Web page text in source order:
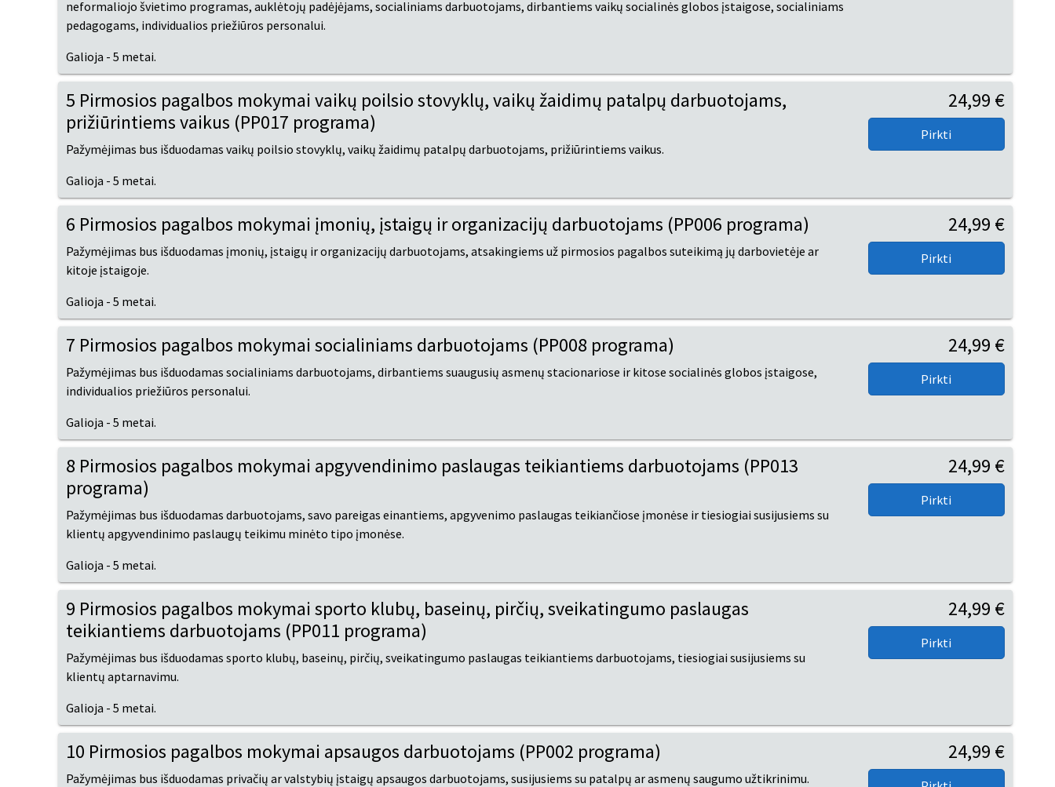
neformaliojo švietimo programas, auklėtojų padėjėjams, socialiniams darbuotojams, dirbantiems vaikų socialinės globos įstaigose, socialiniams
pedagogams, individualios priežiūros personalui.
Galioja - 5 metai.
5 Pirmosios pagalbos mokymai vaikų poilsio stovyklų, vaikų žaidimų patalpų darbuotojams,
prižiūrintiems vaikus (PP017 programa)
Pažymėjimas bus išduodamas vaikų poilsio stovyklų, vaikų žaidimų patalpų darbuotojams, prižiūrintiems vaikus.
Galioja - 5 metai.
24,99 €
6 Pirmosios pagalbos mokymai įmonių, įstaigų ir organizacijų darbuotojams (PP006 programa)
Pažymėjimas bus išduodamas įmonių, įstaigų ir organizacijų darbuotojams, atsakingiems už pirmosios pagalbos suteikimą jų darbovietėje ar
kitoje įstaigoje.
Galioja - 5 metai.
24,99 €
7 Pirmosios pagalbos mokymai socialiniams darbuotojams (PP008 programa)
Pažymėjimas bus išduodamas socialiniams darbuotojams, dirbantiems suaugusių asmenų stacionariose ir kitose socialinės globos įstaigose,
individualios priežiūros personalui.
Galioja - 5 metai.
24,99 €
8 Pirmosios pagalbos mokymai apgyvendinimo paslaugas teikiantiems darbuotojams (PP013
programa)
Pažymėjimas bus išduodamas darbuotojams, savo pareigas einantiems, apgyvenimo paslaugas teikiančiose įmonėse ir tiesiogiai susijusiems su
klientų apgyvendinimo paslaugų teikimu minėto tipo įmonėse.
Galioja - 5 metai.
24,99 €
9 Pirmosios pagalbos mokymai sporto klubų, baseinų, pirčių, sveikatingumo paslaugas
teikiantiems darbuotojams (PP011 programa)
Pažymėjimas bus išduodamas sporto klubų, baseinų, pirčių, sveikatingumo paslaugas teikiantiems darbuotojams, tiesiogiai susijusiems su
klientų aptarnavimu.
Galioja - 5 metai.
24,99 €
10 Pirmosios pagalbos mokymai apsaugos darbuotojams (PP002 programa)
Pažymėjimas bus išduodamas privačių ar valstybių įstaigų apsaugos darbuotojams, susijusiems su patalpų ar asmenų saugumo užtikrinimu.
24,99 €